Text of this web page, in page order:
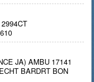
JA) AMBU 17141
BARDRT BON